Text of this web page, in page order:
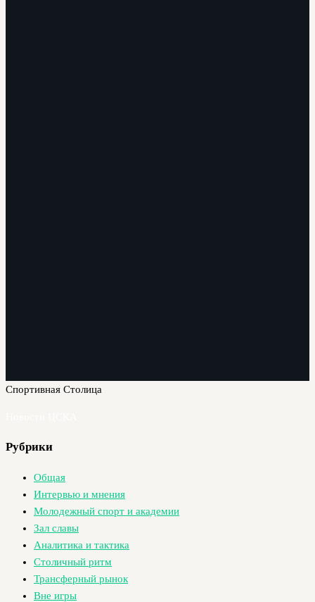
Спортивная Столица
Рубрики
Общая
Интервью и мнения
Молодежный спорт и академии
Зал славы
Аналитика и тактика
Столичный ритм
Трансферный рынок
Вне игры